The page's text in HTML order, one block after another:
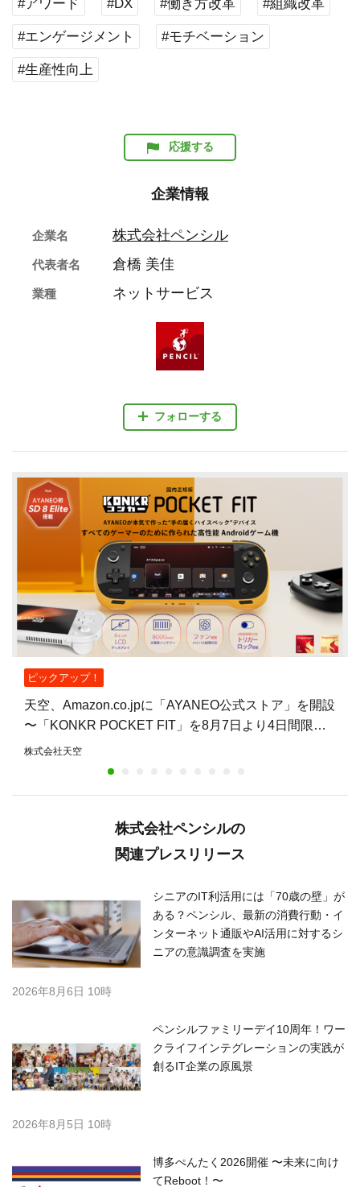
#アワード #DX #働き方改革 #組織改革
#エンゲージメント #モチベーション
#生産性向上
応援する
企業情報
フォローする
企業名 株式会社ペンシル
代表者名 倉橋 美佳
業種 ネットサービス
ピックアップ！
天空、Amazon.co.jpに「AYANEO公式ストア」を開設
〜「KONKR POCKET FIT」を8月7日より4日間限定
で15%オフ〜
株式会社天空
株式会社ペンシルの
関連プレスリリース
シニアのIT利活用には「70歳の壁」が
ある？ペンシル、最新の消費行動・イ
ンターネット通販やAI活用に対するシ
ニアの意識調査を実施
2026年8月6日 10時
ペンシルファミリーデイ10周年！ワー
クライフインテグレーションの実践が
創るIT企業の原風景
2026年8月5日 10時
博多ぺんたく2026開催 〜未来に向け
てReboot！〜